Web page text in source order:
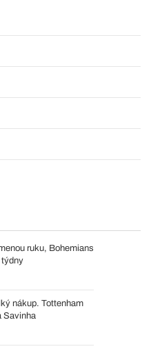
ruku, Bohemians
týdny
nákup. Tottenham
Savinha